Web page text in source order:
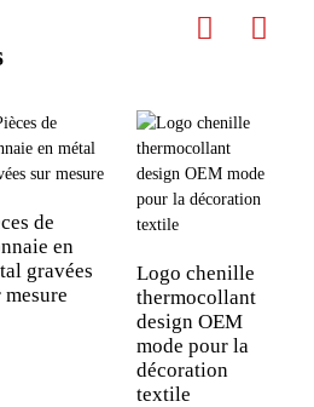
de
en
gravées
mesure
Logo chenille
thermocollant
design OEM
mode pour la
décoration
textile